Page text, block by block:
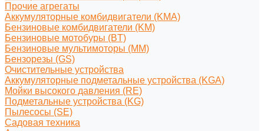
Прочие агрегаты
Аккумуляторные комбидвигатели (KMA)
Бензиновые комбидвигатели (KM)
Бензиновые мотобуры (BT)
Бензиновые мультимоторы (MM)
Бензорезы (GS)
Очистительные устройства
Аккумуляторные подметальные устройства (KGA)
Мойки высокого давления (RE)
Подметальные устройства (KG)
Пылесосы (SE)
Садовая техника